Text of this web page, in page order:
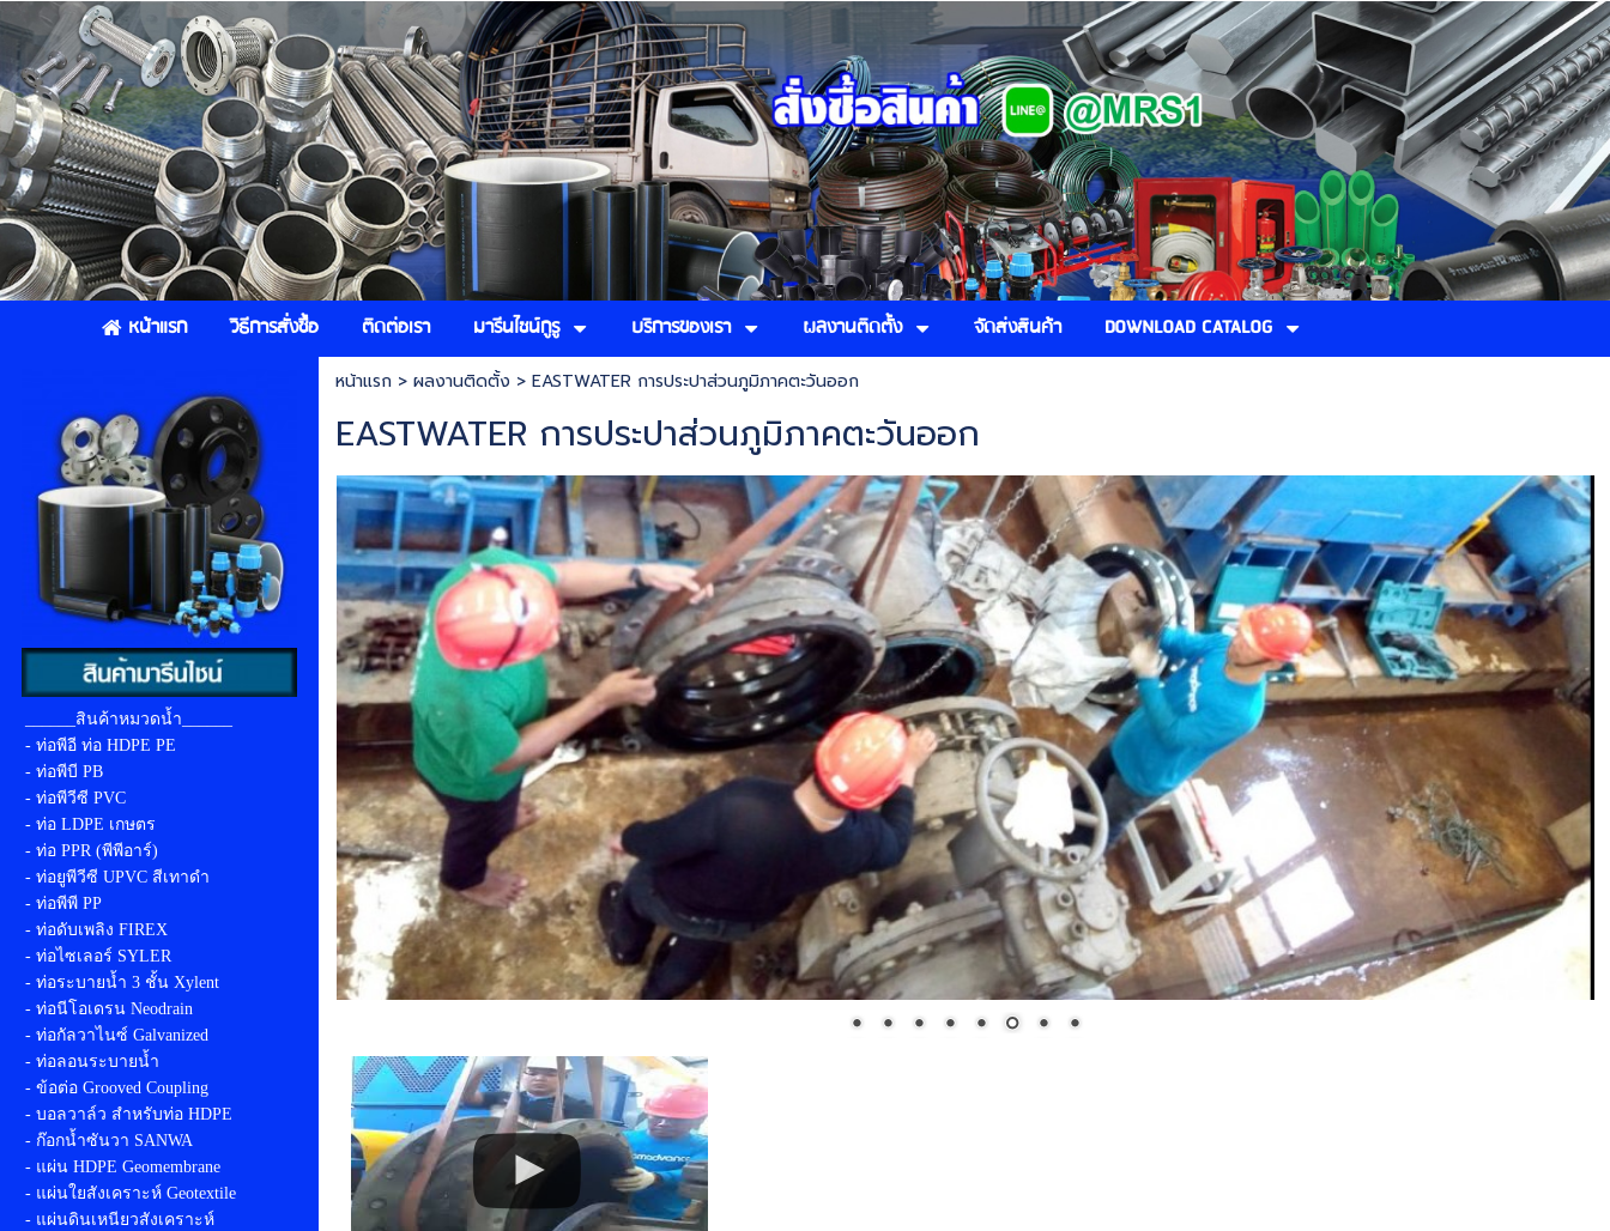
หน้าแรก วิธีการสั่งซื้อ ติดต่อเรา มารีนไชน์กูรู บริการของเรา ผลงานติดตั้ง จัดส่งสินค้า DOWNLOAD CATALOG
______สินค้าหมวดน้ำ______
- ท่อพีอี ท่อ HDPE PE
- ท่อพีบี PB
- ท่อพีวีซี PVC
- ท่อ LDPE เกษตร
- ท่อ PPR (พีพีอาร์)
- ท่อยูพีวีซี UPVC สีเทาดำ
- ท่อพีพี PP
- ท่อดับเพลิง FIREX
- ท่อไซเลอร์ SYLER
- ท่อระบายน้ำ 3 ชั้น Xylent
- ท่อนีโอเดรน Neodrain
- ท่อกัลวาไนซ์ Galvanized
- ท่อลอนระบายน้ำ
- ข้อต่อ Grooved Coupling
- บอลวาล์ว สำหรับท่อ HDPE
- ก๊อกน้ำซันวา SANWA
- แผ่น HDPE Geomembrane
- แผ่นใยสังเคราะห์ Geotextile
- แผ่นดินเหนียวสังเคราะห์
หน้าแรก> ผลงานติดตั้ง > EASTWATER การประปาส่วนภูมิภาคตะวันออก
EASTWATER การประปาส่วนภูมิภาคตะวันออก